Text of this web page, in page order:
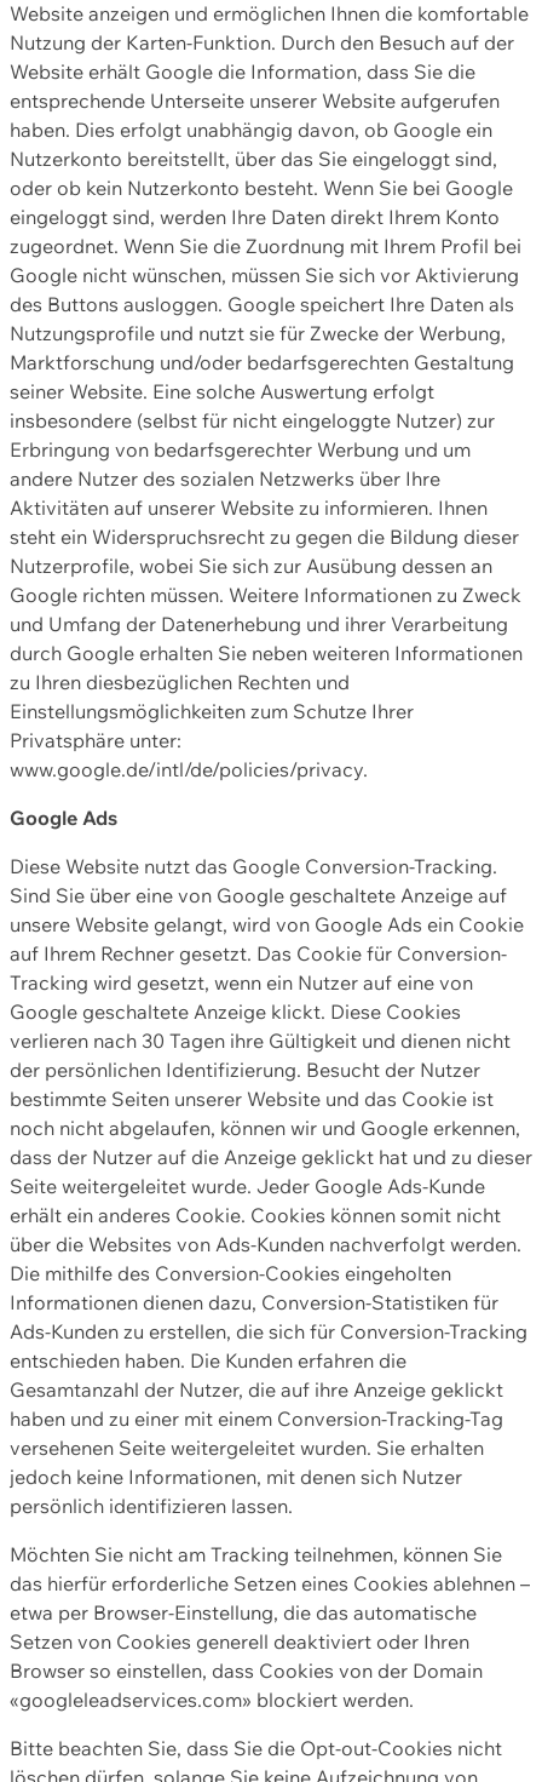
Website anzeigen und ermöglichen Ihnen die komfortable
Nutzung der Karten-Funktion. Durch den Besuch auf der
Website erhält Google die Information, dass Sie die
entsprechende Unterseite unserer Website aufgerufen
haben. Dies erfolgt unabhängig davon, ob Google ein
Nutzerkonto bereitstellt, über das Sie eingeloggt sind,
oder ob kein Nutzerkonto besteht. Wenn Sie bei Google
eingeloggt sind, werden Ihre Daten direkt Ihrem Konto
zugeordnet. Wenn Sie die Zuordnung mit Ihrem Profil bei
Google nicht wünschen, müssen Sie sich vor Aktivierung
des Buttons ausloggen. Google speichert Ihre Daten als
Nutzungsprofile und nutzt sie für Zwecke der Werbung,
Marktforschung und/oder bedarfsgerechten Gestaltung
seiner Website. Eine solche Auswertung erfolgt
insbesondere (selbst für nicht eingeloggte Nutzer) zur
Erbringung von bedarfsgerechter Werbung und um
andere Nutzer des sozialen Netzwerks über Ihre
Aktivitäten auf unserer Website zu informieren. Ihnen
steht ein Widerspruchsrecht zu gegen die Bildung dieser
Nutzerprofile, wobei Sie sich zur Ausübung dessen an
Google richten müssen. Weitere Informationen zu Zweck
und Umfang der Datenerhebung und ihrer Verarbeitung
durch Google erhalten Sie neben weiteren Informationen
zu Ihren diesbezüglichen Rechten und
Einstellungsmöglichkeiten zum Schutze Ihrer
Privatsphäre unter:
www.google.de/intl/de/policies/privacy.
Google Ads
Diese Website nutzt das Google Conversion-Tracking.
Sind Sie über eine von Google geschaltete Anzeige auf
unsere Website gelangt, wird von Google Ads ein Cookie
auf Ihrem Rechner gesetzt. Das Cookie für Conversion-
Tracking wird gesetzt, wenn ein Nutzer auf eine von
Google geschaltete Anzeige klickt. Diese Cookies
verlieren nach 30 Tagen ihre Gültigkeit und dienen nicht
der persönlichen Identifizierung. Besucht der Nutzer
bestimmte Seiten unserer Website und das Cookie ist
noch nicht abgelaufen, können wir und Google erkennen,
dass der Nutzer auf die Anzeige geklickt hat und zu dieser
Seite weitergeleitet wurde. Jeder Google Ads-Kunde
erhält ein anderes Cookie. Cookies können somit nicht
über die Websites von Ads-Kunden nachverfolgt werden.
Die mithilfe des Conversion-Cookies eingeholten
Informationen dienen dazu, Conversion-Statistiken für
Ads-Kunden zu erstellen, die sich für Conversion-Tracking
entschieden haben. Die Kunden erfahren die
Gesamtanzahl der Nutzer, die auf ihre Anzeige geklickt
haben und zu einer mit einem Conversion-Tracking-Tag
versehenen Seite weitergeleitet wurden. Sie erhalten
jedoch keine Informationen, mit denen sich Nutzer
persönlich identifizieren lassen.
Möchten Sie nicht am Tracking teilnehmen, können Sie
das hierfür erforderliche Setzen eines Cookies ablehnen –
etwa per Browser-Einstellung, die das automatische
Setzen von Cookies generell deaktiviert oder Ihren
Browser so einstellen, dass Cookies von der Domain
«googleleadservices.com» blockiert werden.
Bitte beachten Sie, dass Sie die Opt-out-Cookies nicht